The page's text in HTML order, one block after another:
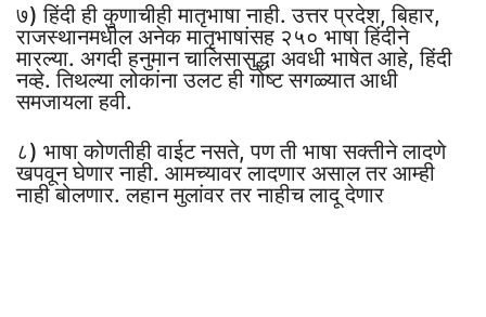
७) हिंदी ही कुणाचीही मातृभाषा नाही. उत्तर प्रदेश, बिहार,
राजस्थानमधील अनेक मातृभाषांसह २५० भाषा हिंदीने
मारल्या. अगदी हनुमान चालिसासुद्धा अवधी भाषेत आहे, हिंदी
नव्हे. तिथल्या लोकांना उलट ही गोष्ट सगळ्यात आधी
समजायला हवी.
८) भाषा कोणतीही वाईट नसते, पण ती भाषा सक्तीने लादणे
खपवून घेणार नाही. आमच्यावर लादणार असाल तर आम्ही
नाही बोलणार. लहान मुलांवर तर नाहीच लादू देणार